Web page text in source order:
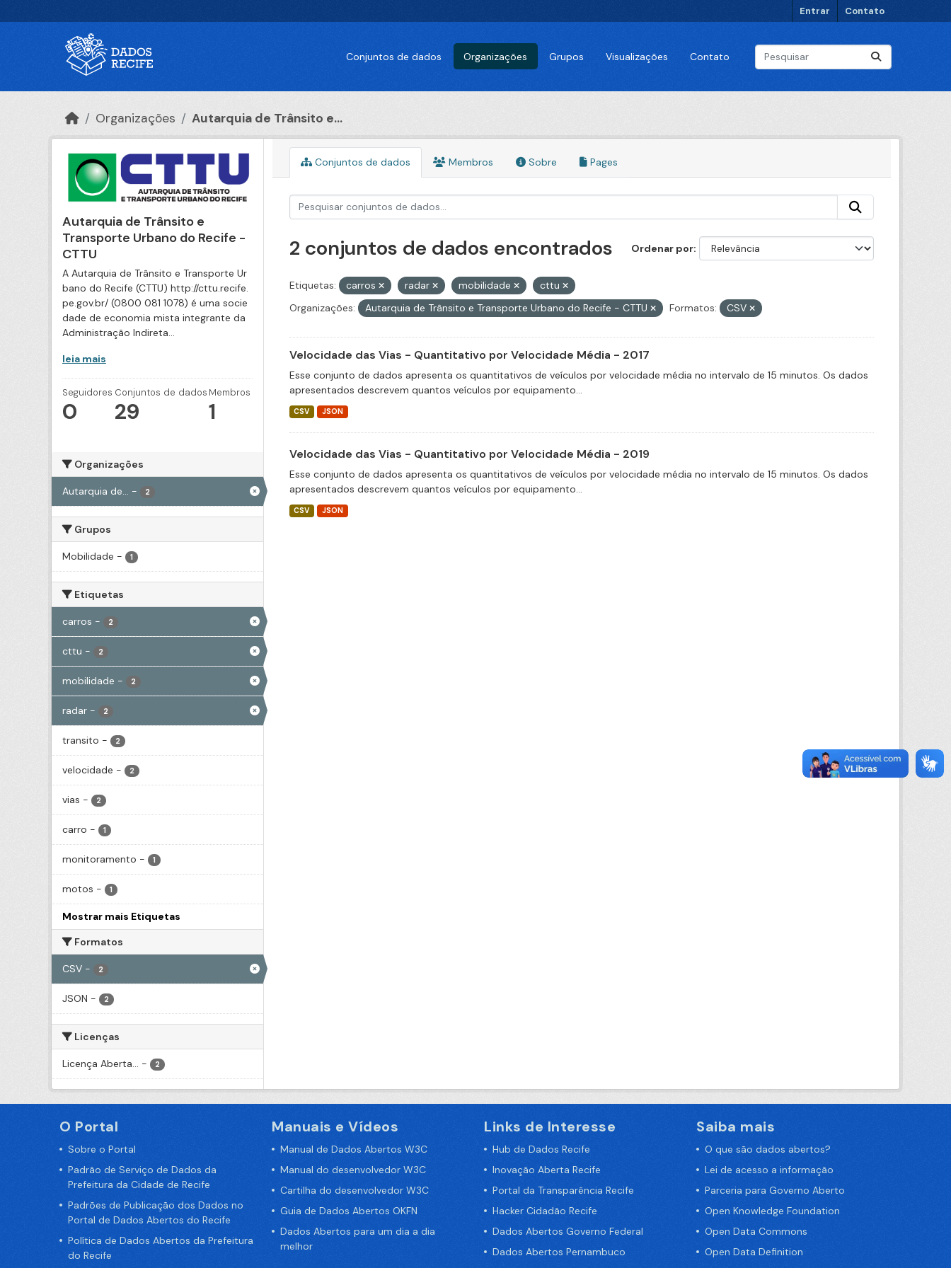
Entrar Contato
Conjuntos de dados Organizações Grupos Visualizações Contato
Organizações Autarquia de Trânsito e...
Autarquia de Trânsito e
Transporte Urbano do Recife -
CTTU
A Autarquia de Trânsito e Transporte Ur
bano do Recife (CTTU) http://cttu.recife.
pe.gov.br/ (0800 081 1078) é uma socie
dade de economia mista integrante da
Administração Indireta...
leia mais
Seguidores
0
Conjuntos de dados
29
Membros
1
Organizações
Autarquia de... - 2
Grupos
Mobilidade - 1
Etiquetas
carros - 2
cttu - 2
mobilidade - 2
radar - 2
transito - 2
velocidade - 2
vias - 2
carro - 1
monitoramento - 1
motos - 1
Mostrar mais Etiquetas
Formatos
CSV - 2
JSON - 2
Licenças
Licença Aberta... - 2
Conjuntos de dados Membros Sobre Pages
Ordenar por
2 conjuntos de dados encontrados
Etiquetas: carros radar mobilidade
cttu
Organizações:
Autarquia de Trânsito e Transporte Urbano do Recife - CTTU Formatos: CSV
Velocidade das Vias - Quantitativo por Velocidade Média - 2017
Esse conjunto de dados apresenta os quantitativos de veículos por velocidade média no intervalo de 15 minutos. Os dados
apresentados descrevem quantos veículos por equipamento...
CSV JSON
Velocidade das Vias - Quantitativo por Velocidade Média - 2019
Esse conjunto de dados apresenta os quantitativos de veículos por velocidade média no intervalo de 15 minutos. Os dados
apresentados descrevem quantos veículos por equipamento...
CSV JSON
O Portal
Sobre o Portal
Padrão de Serviço de Dados da
Prefeitura da Cidade de Recife
Padrões de Publicação dos Dados no
Portal de Dados Abertos do Recife
Política de Dados Abertos da Prefeitura
do Recife
Manuais e Vídeos
Manual de Dados Abertos W3C
Manual do desenvolvedor W3C
Cartilha do desenvolvedor W3C
Guia de Dados Abertos OKFN
Dados Abertos para um dia a dia
melhor
Links de Interesse
Hub de Dados Recife
Inovação Aberta Recife
Portal da Transparência Recife
Hacker Cidadão Recife
Dados Abertos Governo Federal
Dados Abertos Pernambuco
Saiba mais
O que são dados abertos?
Lei de acesso a informação
Parceria para Governo Aberto
Open Knowledge Foundation
Open Data Commons
Open Data Definition